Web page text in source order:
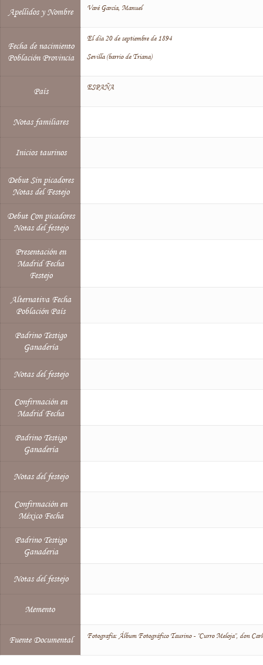
Apellidos y Nombre Varé García, Manuel
Fecha de nacimiento
Población Provincia
El día 20 de septiembre de 1894
Sevilla (barrio de Triana)
País ESPAÑA
Notas familiares
Inicios taurinos
Debut Sin picadores
Notas del Festejo
Debut Con picadores
Notas del festejo
Presentación en
Madrid Fecha
Festejo
Alternativa Fecha
Población País
Padrino Testigo
Ganadería
Notas del festejo
Confirmación en
Madrid Fecha
Padrino Testigo
Ganadería
Notas del festejo
Confirmación en
México Fecha
Padrino Testigo
Ganaderia
Notas del festejo
Memento
Fuente Documental Fotografía: Álbum Fotográfico Taurino - "Curro Meloja", don